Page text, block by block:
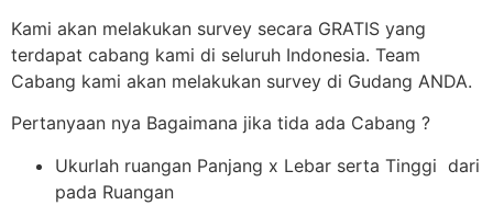
Kami akan melakukan survey secara GRATIS yang
terdapat cabang kami di seluruh Indonesia. Team
Cabang kami akan melakukan survey di Gudang ANDA.
Pertanyaan nya Bagaimana jika tida ada Cabang ?
Ukurlah ruangan Panjang x Lebar serta Tinggi dari
pada Ruangan